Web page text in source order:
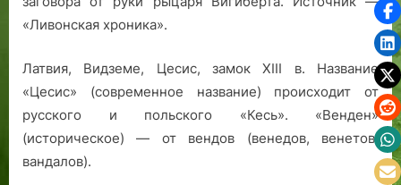
«Ливонская хроника».
Латвия, Видземе, Цесис, замок XIII в. Название
«Цесис» (современное название) происходит от
русского и польского «Кесь». «Венден»
(историческое) — от вендов (венедов, венетов,
вандалов).